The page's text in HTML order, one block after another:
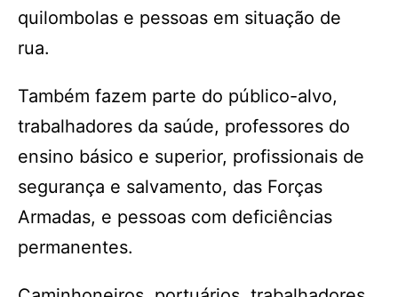
quilombolas e pessoas em situação de
rua.
Também fazem parte do público-alvo,
trabalhadores da saúde, professores do
ensino básico e superior, profissionais de
segurança e salvamento, das Forças
Armadas, e pessoas com deficiências
permanentes.